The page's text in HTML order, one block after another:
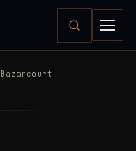
Bazancourt